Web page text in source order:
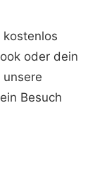
oder dein
Besuch